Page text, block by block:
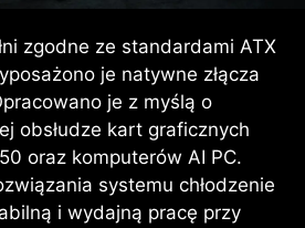
zgodne ze standardami ATX
je natywne złącza
je z myślą o
obsłudze kart graficznych
oraz komputerów AI PC.
systemu chłodzenie
i wydajną pracę przy